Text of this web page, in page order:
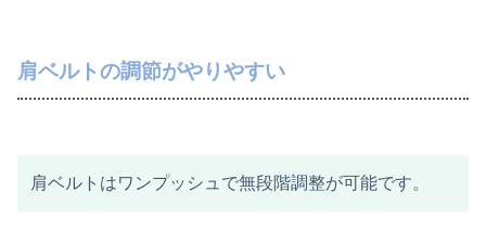
肩ベルトの調節がやりやすい
肩ベルトはワンプッシュで無段階調整が可能です。